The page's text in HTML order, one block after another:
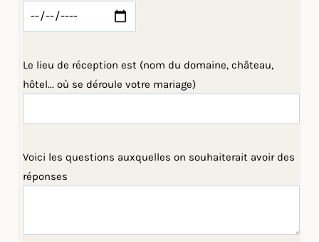
Le lieu de réception est (nom du domaine, château,
hôtel... où se déroule votre mariage)
Voici les questions auxquelles on souhaiterait avoir des
réponses